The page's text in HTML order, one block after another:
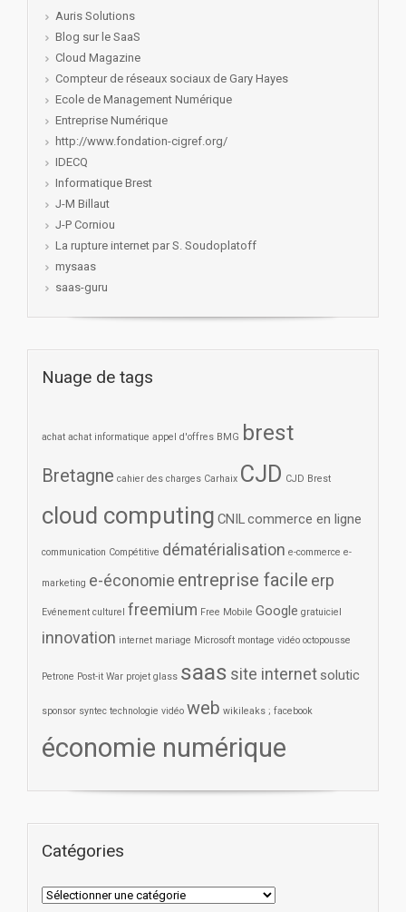
Auris Solutions
Blog sur le SaaS
Cloud Magazine
Compteur de réseaux sociaux de Gary Hayes
Ecole de Management Numérique
Entreprise Numérique
http://www.fondation-cigref.org/
IDECQ
Informatique Brest
J-M Billaut
J-P Corniou
La rupture internet par S. Soudoplatoff
mysaas
saas-guru
Nuage de tags
achat achat informatique appel d'offres BMG brest
Bretagne cahier des charges Carhaix CJD CJD Brest
cloud computing CNILcommerce en ligne
communication Compétitive dématérialisation e-commerce e-
marketing e-économie entreprise facile erp
Evénement culturel freemium Free Mobile Google gratuiciel
innovation internet mariage Microsoft montage vidéo octopousse
Petrone Post-it War projet glass saas site internet solutic
sponsor syntec technologie vidéo web wikileaks ; facebook
économie numérique
Catégories